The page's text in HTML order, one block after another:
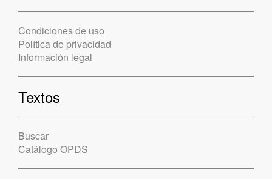
Condiciones de uso
Política de privacidad
Información legal
Textos
Buscar
Catálogo OPDS